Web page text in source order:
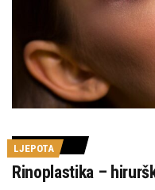
LJEPOTA
Rinoplastika –